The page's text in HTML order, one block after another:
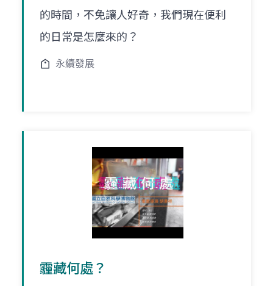
的時間，不免讓人好奇，我們現在便利
的日常是怎麼來的？
永續發展
霾藏何處？